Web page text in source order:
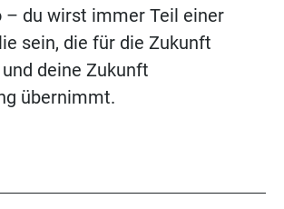
– du wirst immer Teil einer
sein, die für die Zukunft
deine Zukunft
übernimmt.